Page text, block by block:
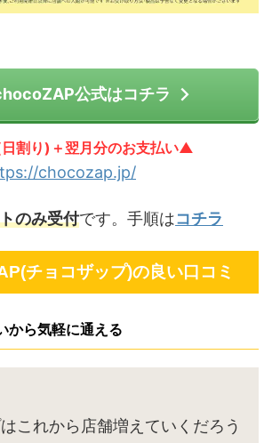
公式はコチラ
割り)＋翌月分のお支払い▲
chocozap.jp/
のみ受付です。手順はコチラ
チョコザップ)の良い口コミ
から気軽に通える
これから店舗増えていくだろう